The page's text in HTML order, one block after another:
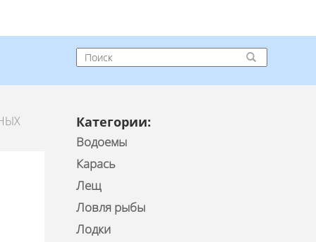
Категории:
Водоемы
Карась
Лещ
Ловля рыбы
Лодки